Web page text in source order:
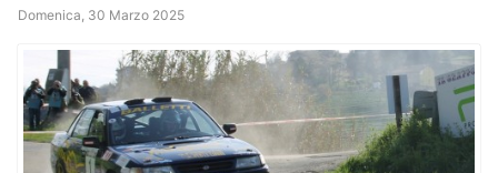
Domenica, 30 Marzo 2025